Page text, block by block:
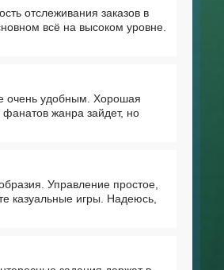
отслеживания заказов в
всё на высоком уровне.
очень удобным. Хорошая
жанра зайдет, но
Управление простое,
казуальные игры. Надеюсь,